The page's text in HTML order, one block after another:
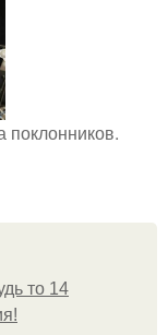
поклонников.
то 14